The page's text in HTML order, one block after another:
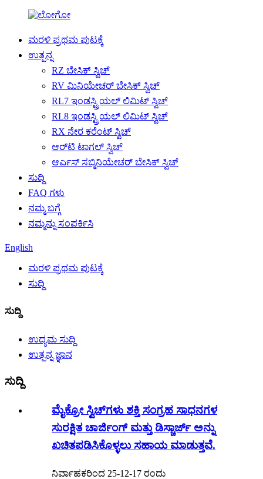
ಮರಳಿ ಪ್ರಥಮ ಪುಟಕ್ಕೆ
ಉತ್ಪನ್ನ
RZ ಬೇಸಿಕ್ ಸ್ವಿಚ್
RV ಮಿನಿಯೇಚರ್ ಬೇಸಿಕ್ ಸ್ವಿಚ್
RL7 ಇಂಡಸ್ಟ್ರಿಯಲ್ ಲಿಮಿಟ್ ಸ್ವಿಚ್
RL8 ಇಂಡಸ್ಟ್ರಿಯಲ್ ಲಿಮಿಟ್ ಸ್ವಿಚ್
RX ನೇರ ಕರೆಂಟ್ ಸ್ವಿಚ್
ಆರ್‌ಟಿ ಟಾಗಲ್ ಸ್ವಿಚ್
ಆರ್ಎಸ್ ಸಬ್ಮಿನಿಯೇಚರ್ ಬೇಸಿಕ್ ಸ್ವಿಚ್
ಸುದ್ದಿ
FAQ ಗಳು
ನಮ್ಮ ಬಗ್ಗೆ
ನಮ್ಮನ್ನು ಸಂಪರ್ಕಿಸಿ
English
ಮರಳಿ ಪ್ರಥಮ ಪುಟಕ್ಕೆ
ಸುದ್ದಿ
ಸುದ್ದಿ
ಉದ್ಯಮ ಸುದ್ದಿ
ಉತ್ಪನ್ನ ಜ್ಞಾನ
ಸುದ್ದಿ
ಮೈಕ್ರೋ ಸ್ವಿಚ್‌ಗಳು ಶಕ್ತಿ ಸಂಗ್ರಹ ಸಾಧನಗಳ
ಸುರಕ್ಷಿತ ಚಾರ್ಜಿಂಗ್ ಮತ್ತು ಡಿಸ್ಚಾರ್ಜ್ ಅನ್ನು
ಖಚಿತಪಡಿಸಿಕೊಳ್ಳಲು ಸಹಾಯ ಮಾಡುತ್ತವೆ.
ನಿರ್ವಾಹಕರಿಂದ 25-12-17 ರಂದು